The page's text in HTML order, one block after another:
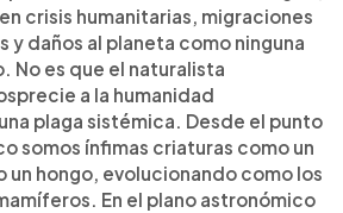
crisis humanitarias, migraciones
y daños al planeta como ninguna
No es que el naturalista
a la humanidad
plaga sistémica. Desde el punto
somos ínfimas criaturas como un
un hongo, evolucionando como los
En el plano astronómico